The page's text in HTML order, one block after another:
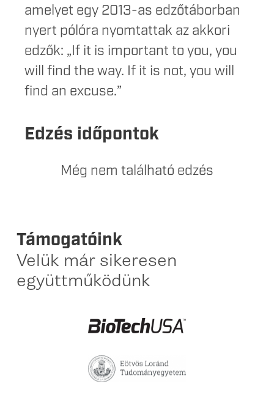
amelyet egy 2013-as edzőtáborban
nyert pólóra nyomtattak az akkori
edzők: „If it is important to you, you
will find the way. If it is not, you will
find an excuse.”
Edzés időpontok
Még nem található edzés
Támogatóink
Velük már sikeresen
együttműködünk